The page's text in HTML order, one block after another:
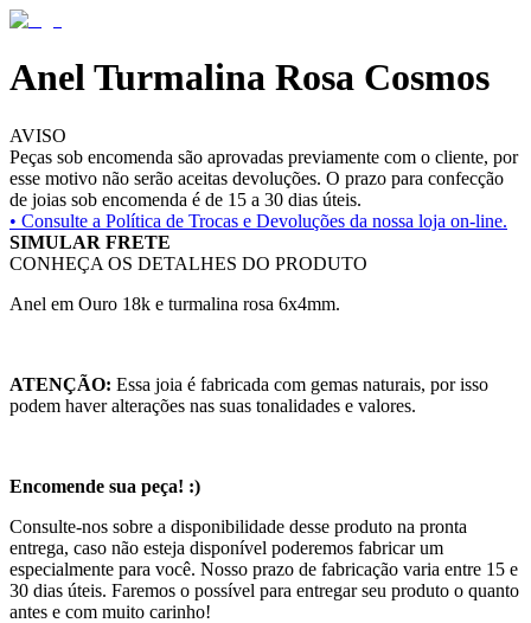
Anel Turmalina Rosa Cosmos
AVISO
Peças sob encomenda são aprovadas previamente com o cliente, por
esse motivo não serão aceitas devoluções. O prazo para confecção
de joias sob encomenda é de 15 a 30 dias úteis.
• Consulte a Política de Trocas e Devoluções da nossa loja on-line.
SIMULAR FRETE
CONHEÇA OS DETALHES DO PRODUTO
Anel em Ouro 18k e turmalina rosa 6x4mm.
ATENÇÃO: Essa joia é fabricada com gemas naturais, por isso
podem haver alterações nas suas tonalidades e valores.
Encomende sua peça! :)
Consulte-nos sobre a disponibilidade desse produto na pronta
entrega, caso não esteja disponível poderemos fabricar um
especialmente para você. Nosso prazo de fabricação varia entre 15 e
30 dias úteis. Faremos o possível para entregar seu produto o quanto
antes e com muito carinho!